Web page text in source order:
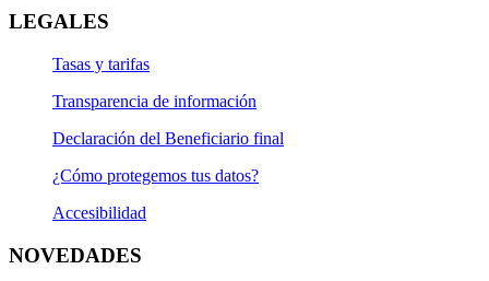
LEGALES
Tasas y tarifas
Transparencia de información
Declaración del Beneficiario final
¿Cómo protegemos tus datos?
Accesibilidad
NOVEDADES